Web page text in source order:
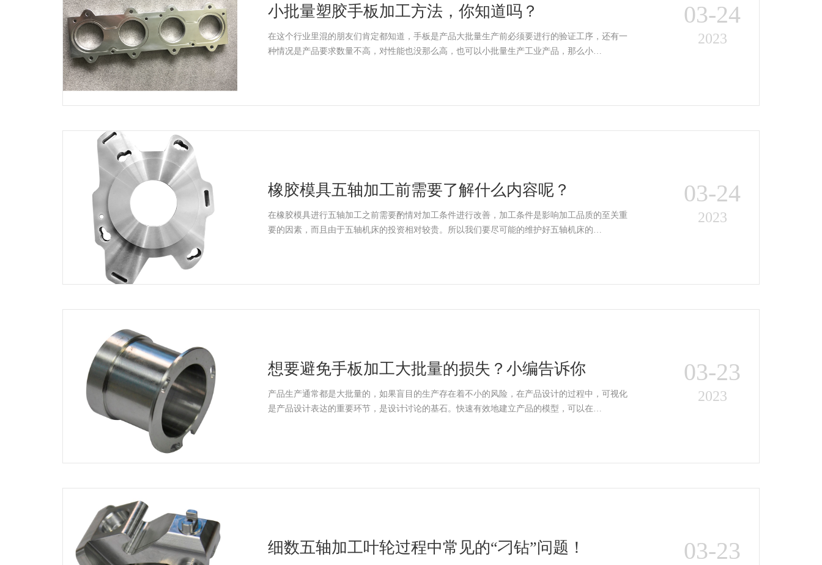
小批量塑胶手板加工方法，你知道吗？
在这个行业里混的朋友们肯定都知道，手板是产品大批量生产前必须要进行的验证工序，还有一
种情况是产品要求数量不高，对性能也没那么高，也可以小批量生产工业产品，那么小…
03-24
2023
橡胶模具五轴加工前需要了解什么内容呢？
在橡胶模具进行五轴加工之前需要酌情对加工条件进行改善，加工条件是影响加工品质的至关重
要的因素，而且由于五轴机床的投资相对较贵。所以我们要尽可能的维护好五轴机床的…
03-24
2023
想要避免手板加工大批量的损失？小编告诉你
产品生产通常都是大批量的，如果盲目的生产存在着不小的风险，在产品设计的过程中，可视化
是产品设计表达的重要环节，是设计讨论的基石。快速有效地建立产品的模型，可以在…
03-23
2023
细数五轴加工叶轮过程中常见的“刁钻”问题！ 03-23